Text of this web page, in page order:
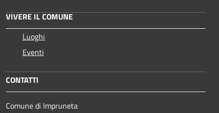
VIVERE IL COMUNE
Luoghi
Eventi
CONTATTI
Comune di Impruneta